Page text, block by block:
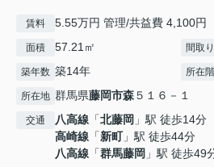
賃料 5.55万円 管理/共益費 4,100円
面積 57.21㎡ 間取り
築年数 築14年 所在階
所在地 群馬県藤岡市森５１６－１
交通 八高線 「北藤岡 」駅 徒歩14分
高崎線 「新町」駅 徒歩44分
八高線 「群馬藤岡 」駅 徒歩49